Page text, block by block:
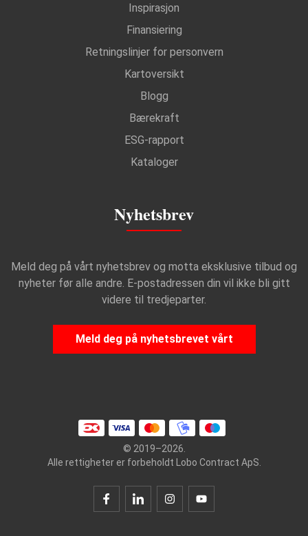
Inspirasjon
Finansiering
Retningslinjer for personvern
Kartoversikt
Blogg
Bærekraft
ESG-rapport
Kataloger
Nyhetsbrev
Meld deg på vårt nyhetsbrev og motta eksklusive tilbud og
nyheter før alle andre. E-postadressen din vil ikke bli gitt
videre til tredjeparter.
Meld deg på nyhetsbrevet vårt
© 2019–2026.
Alle rettigheter er forbeholdt Lobo Contract ApS.